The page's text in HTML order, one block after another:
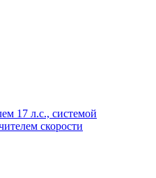
17 л.с., системой
скорости